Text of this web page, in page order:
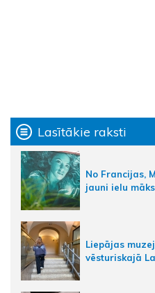
Lasītākie raksti
No Francijas,
jauni ielu
Liepājas
vēsturiskajā